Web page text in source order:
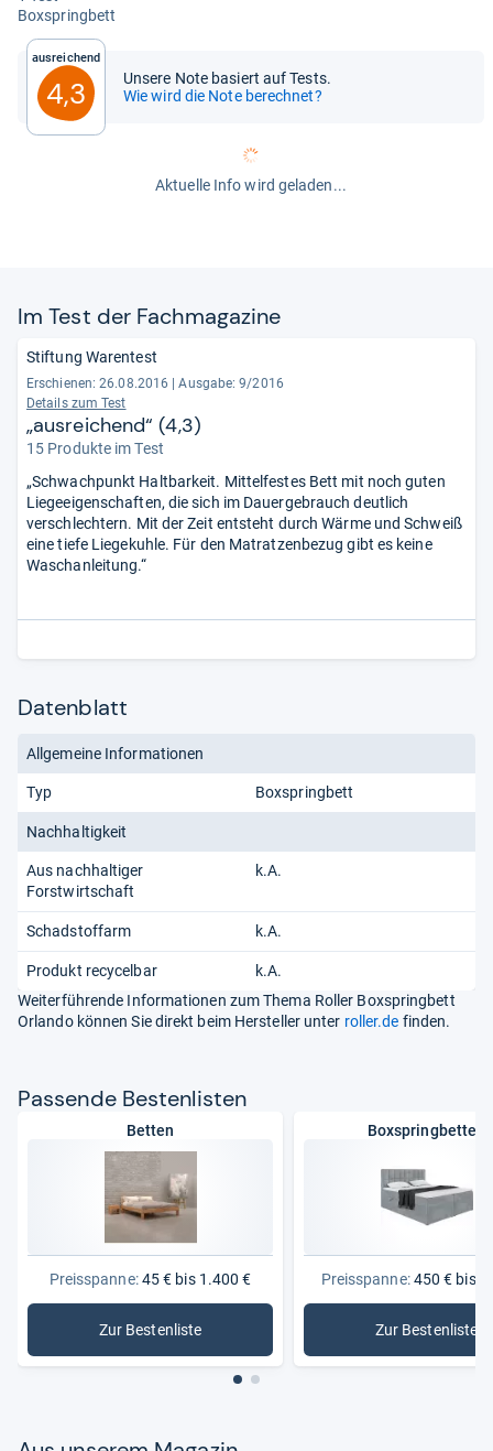
Box­spring­bett
Ausreichend
4,3
Unsere Note basiert auf Tests.
Wie wird die Note berechnet?
Aktuelle Info wird geladen...
Im Test der Fach­ma­ga­zine
Stiftung Warentest
Erschienen: 26.08.2016
Ausgabe: 9/2016
Details zum Test
„ausreichend“ (4,3)
15 Produkte im Test
„Schwachpunkt Haltbarkeit. Mittelfestes Bett mit noch guten
Liegeeigenschaften, die sich im Dauergebrauch deutlich
verschlechtern. Mit der Zeit entsteht durch Wärme und Schweiß
eine tiefe Liegekuhle. Für den Matratzenbezug gibt es keine
Waschanleitung.“
Datenblatt
Allgemeine Informationen
Typ Boxspringbett
Nachhaltigkeit
Aus nachhaltiger
Forstwirtschaft
k.A.
Schadstoffarm k.A.
Produkt recycelbar
k.A.
Weiterführende Informationen zum Thema Roller Boxspringbett
Orlando können Sie direkt beim Hersteller unter roller.de finden.
Pas­sende Bes­ten­lis­ten
Betten
Preisspanne:45 € bis 1.400 €
Zur Bestenliste
: Betten
Boxspringbetten
Preisspanne:450 € bis
Zur Bestenliste
: